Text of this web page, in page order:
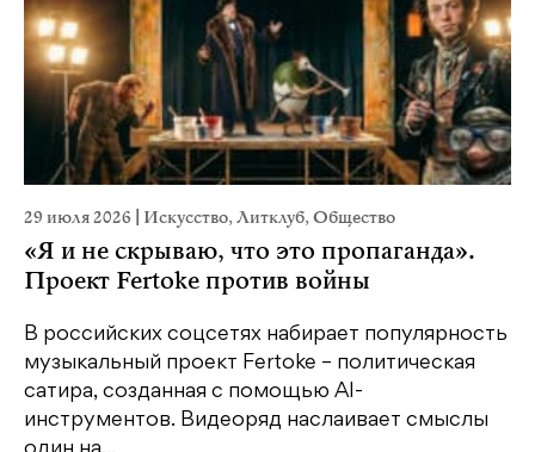
29 июля 2026 Искусство,Литклуб,Общество
«Я и не скрываю, что это пропаганда».
Проект Fertoke против войны
В российских соцсетях набирает популярность
музыкальный проект Fertoke – политическая
сатира, созданная с помощью AI-
инструментов. Видеоряд наслаивает смыслы